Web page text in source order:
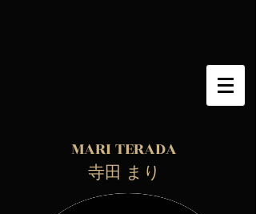
MARI TERADA
​ 寺田 まり